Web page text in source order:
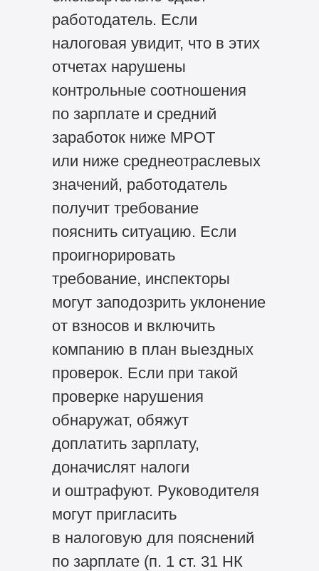
работодатель. Если
налоговая увидит, что в этих
отчетах нарушены
контрольные соотношения
по зарплате и средний
заработок ниже МРОТ
или ниже среднеотраслевых
значений, работодатель
получит требование
пояснить ситуацию. Если
проигнорировать
требование, инспекторы
могут заподозрить уклонение
от взносов и включить
компанию в план выездных
проверок. Если при такой
проверке нарушения
обнаружат, обяжут
доплатить зарплату,
доначислят налоги
и оштрафуют. Руководителя
могут пригласить
в налоговую для пояснений
по зарплате (п. 1 ст. 31 НК